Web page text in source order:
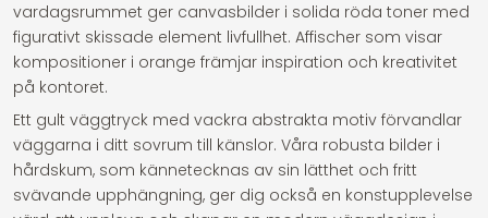
vardagsrummet ger canvasbilder i solida röda toner med
figurativt skissade element livfullhet. Affischer som visar
kompositioner i orange främjar inspiration och kreativitet
på kontoret.
Ett gult väggtryck med vackra abstrakta motiv förvandlar
väggarna i ditt sovrum till känslor. Våra robusta bilder i
hårdskum, som kännetecknas av sin lätthet och fritt
svävande upphängning, ger dig också en konstupplevelse